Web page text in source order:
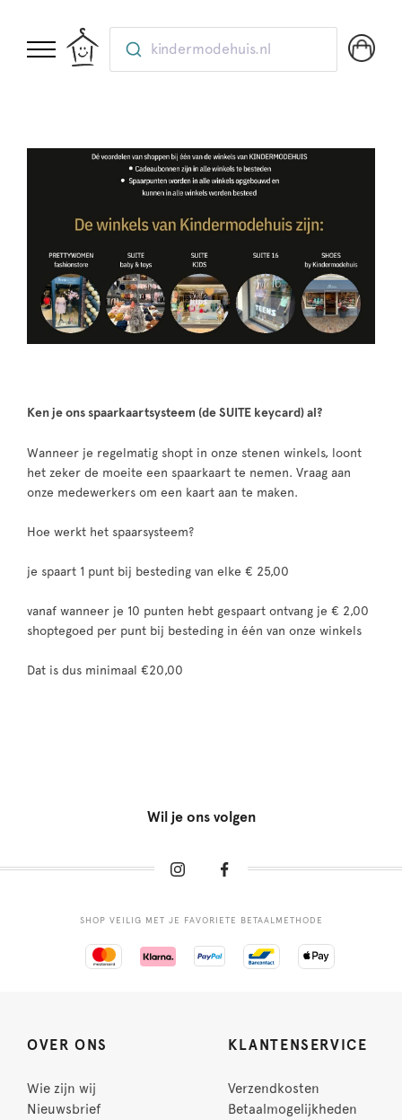
kindermodehuis.nl
Ken je ons spaarkaartsysteem (de SUITE keycard) al?
Wanneer je regelmatig shopt in onze stenen winkels, loont
het zeker de moeite een spaarkaart te nemen. Vraag aan
onze medewerkers om een kaart aan te maken.
Hoe werkt het spaarsysteem?
je spaart 1 punt bij besteding van elke € 25,00
vanaf wanneer je 10 punten hebt gespaart ontvang je € 2,00
shoptegoed per punt bij besteding in één van onze winkels
Dat is dus minimaal €20,00
Wil je ons volgen
SHOP VEILIG MET JE FAVORIETE BETAALMETHODE
OVER ONS
Wie zijn wij
Nieuwsbrief
KLANTENSERVICE
Verzendkosten
Betaalmogelijkheden